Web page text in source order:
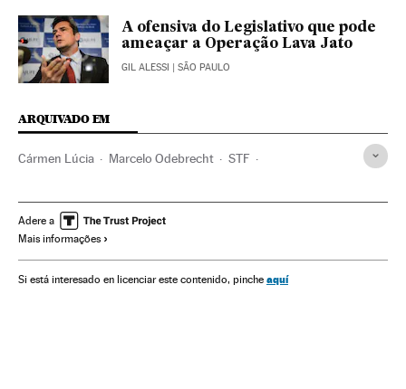
A ofensiva do Legislativo que pode
ameaçar a Operação Lava Jato
GIL ALESSI | SÃO PAULO
ARQUIVADO EM
Cármen Lúcia Marcelo Odebrecht STF
Investigação policial Odebrecht
Escândalos políticos
Subornos Financiamento ilegal Petrobras
Adere a
Mais informações
Si está interesado en licenciar este contenido, pinche aquí